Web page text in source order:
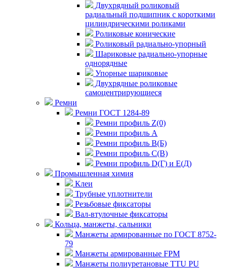
Двухрядный роликовый
радиальный подшипник с короткими
цилиндрическими роликами
Роликовые конические
Роликовый радиально-упорный
Шариковые радиально-упорные
однорядные
Упорные шариковые
Двухрядные роликовые
самоцентрирующиеся
Ремни
Ремни ГОСТ 1284-89
Ремни профиль Z(0)
Ремни профиль А
Ремни профиль В(Б)
Ремни профиль С(В)
Ремни профиль D(Г) и E(Д)
Промышленная химия
Клеи
Трубные уплотнители
Резьбовые фиксаторы
Вал-втулочные фиксаторы
Кольца, манжеты, сальники
Манжеты армированные по ГОСТ 8752-
79
Манжеты армированные FPM
Манжеты полиуретановые TTU PU